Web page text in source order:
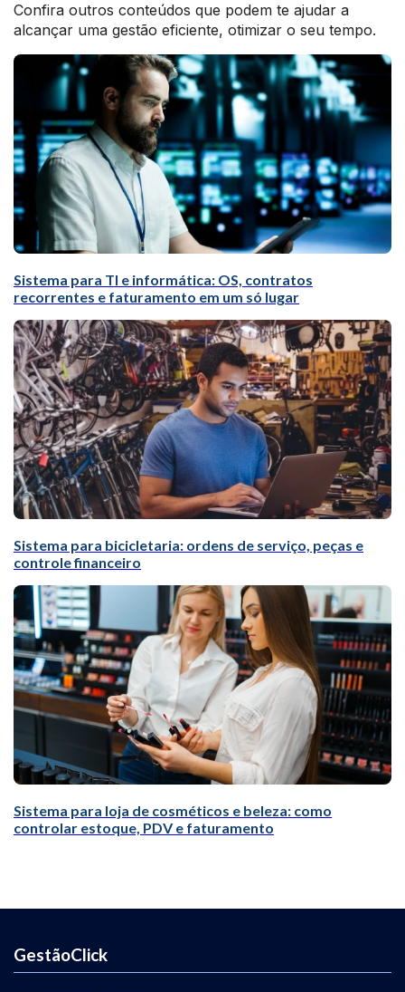
Confira outros conteúdos que podem te ajudar a
alcançar uma gestão eficiente, otimizar o seu tempo.
Sistema para TI e informática: OS, contratos
recorrentes e faturamento em um só lugar
Sistema para bicicletaria: ordens de serviço, peças e
controle financeiro
Sistema para loja de cosméticos e beleza: como
controlar estoque, PDV e faturamento
GestãoClick